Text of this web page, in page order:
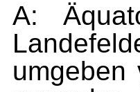
A:
umgeben